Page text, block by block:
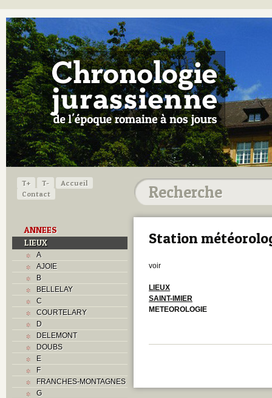
T+ T-
Accueil
Contact
ANNEES
LIEUX
A
AJOIE
B
BELLELAY
C
COURTELARY
D
DELEMONT
DOUBS
E
F
FRANCHES-MONTAGNES
G
Station
voir
LIEUX
SAINT-IMIER
METEOROLOGIE